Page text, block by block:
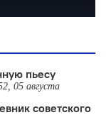
пьесу
05 августа
советского